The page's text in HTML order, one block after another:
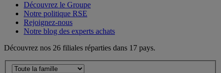
Découvrez le Groupe
Notre politique RSE
Rejoignez-nous
Notre blog des experts achats
Découvrez nos 26 filiales réparties dans 17 pays.